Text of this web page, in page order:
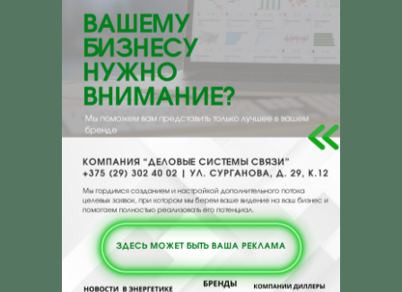
Еще одна важная составляющая решения
— подсистема «Транспорт и
вспомогательное производство».
Для сельскохозяйственных организаций
эффективное использование техники
напрямую влияет на себестоимость
продукции. Именно поэтому программа
позволяет вести учет автомобильного и
тракторного парков, оформлять путевые
листы, учитывать расход топлива и ГСМ,
контролировать остатки в баках и
рассчитывать нормативный расход
топлива.